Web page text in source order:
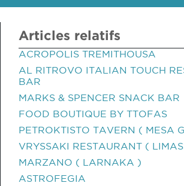
Articles relatifs
ACROPOLIS TREMITHOUSA
AL RITROVO ITALIAN TOUCH
BAR
MARKS & SPENCER SNACK BAR
FOOD BOUTIQUE BY TTOFAS
PETROKTISTO TAVERN ( MESA
VRYSSAKI RESTAURANT (
MARZANO ( LARNAKA )
ASTROFEGIA